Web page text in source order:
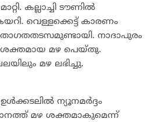
കല്ലാച്ചി ടൗണിൽ
വെള്ളക്കെട്ട് കാരണം
നാദാപുരം
ശക്തമായ മഴ പെയ്തു.
മഴ ലഭിച്ചു.
ന്യൂനമർദ്ദം
മഴ ശക്തമാകുമെന്ന്